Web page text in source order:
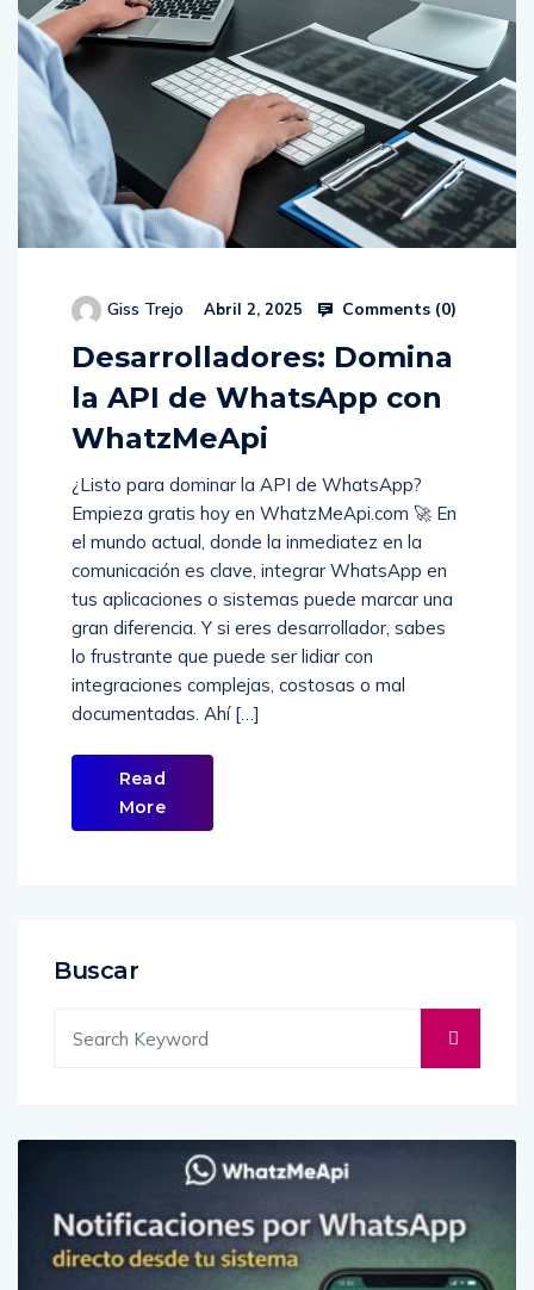
Desarrolladores: Domina
la API de WhatsApp con
WhatzMeApi
¿Listo para dominar la API de WhatsApp?
Empieza gratis hoy en WhatzMeApi.com 🚀 En
el mundo actual, donde la inmediatez en la
comunicación es clave, integrar WhatsApp en
tus aplicaciones o sistemas puede marcar una
gran diferencia. Y si eres desarrollador, sabes
lo frustrante que puede ser lidiar con
integraciones complejas, costosas o mal
Read
More